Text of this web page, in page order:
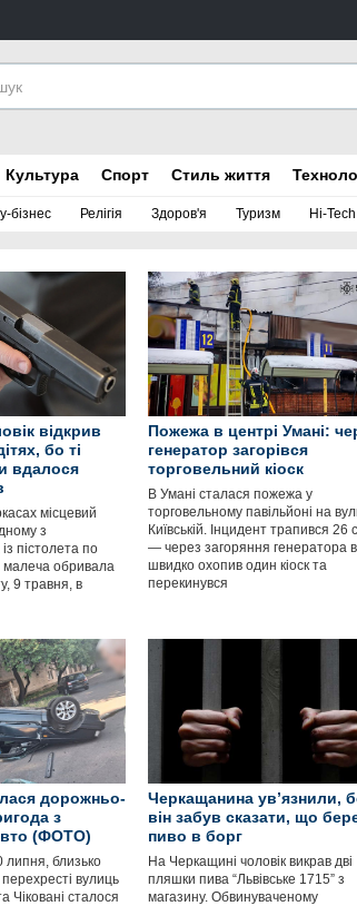
бізнес Релігія Здоров'я Туризм Hi-Tech
Культура Спорт Стиль життя
відкрив
бо ті
вдалося
місцевий
з
пістолета по
малеча обривала
9 травня, в
Пожежа в центрі Умані:
генератор загорівся
торговельний кіоск
В Умані сталася пожежа у
торговельному павільйоні на
Київській. Інцидент трапився 26
— через загоряння генератора
швидко охопив один кіоск та
перекинувся
дорожньо-
з
(ФОТО)
липня, близько
вулиць
Чіковані сталося
Черкащанина ув’язнили,
він забув сказати, що
пиво в борг
На Черкащині чоловік викрав дві
пляшки пива “Львівське 1715” з
магазину. Обвинуваченому